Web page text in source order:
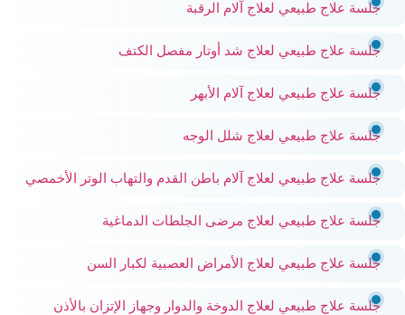
جلسة علاج طبيعي لعلاج آلام الرقبة
جلسة علاج طبيعي لعلاج شد أوتار مفصل الكتف
جلسة علاج طبيعي لعلاج آلام الأبهر
جلسة علاج طبيعي لعلاج شلل الوجه
جلسة علاج طبيعي لعلاج آلام باطن القدم والتهاب الوتر الأخمصي
جلسة علاج طبيعي لعلاج مرضى الجلطات الدماغية
جلسة علاج طبيعي لعلاج الأمراض العصبية لكبار السن
جلسة علاج طبيعي لعلاج الدوخة والدوار وجهاز الإتزان بالأذن